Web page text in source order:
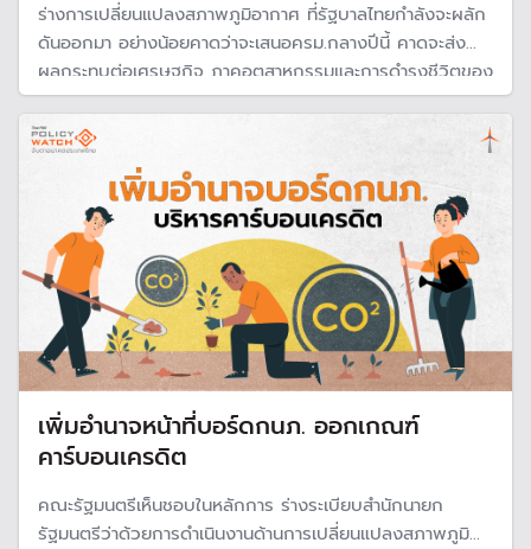
ร่างการเปลี่ยนแปลงสภาพภูมิอากาศ ที่รัฐบาลไทยกำลังจะผลัก
ดันออกมา อย่างน้อยคาดว่าจะเสนอครม.กลางปีนี้ คาดจะส่ง
ผลกระทบต่อเศรษฐกิจ ภาคอุตสาหกรรมและการดำรงชีวิตของ
คนเราในชีวิตประจำวัน เพราะเราต่างมีราคาที่ต้องจ่าย หากต้อ
งบรรเป้าหมายแก้ปัญหาโลกร้อน
เพิ่มอำนาจหน้าที่บอร์ดกนภ. ออกเกณฑ์
คาร์บอนเครดิต
คณะรัฐมนตรีเห็นชอบในหลักการ ร่างระเบียบสำนักนายก
รัฐมนตรีว่าด้วยการดำเนินงานด้านการเปลี่ยนแปลงสภาพภูมิ